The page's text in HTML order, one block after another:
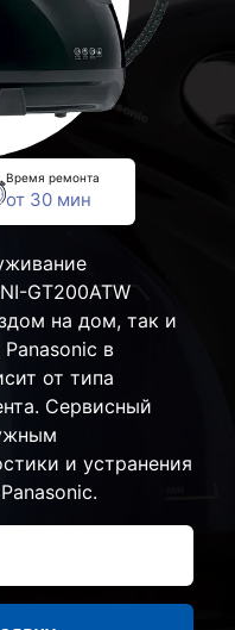
Время ремонта
от 30 мин
GT200ATW
на дом, так и
Panasonic в
от типа
Сервисный
и устранения